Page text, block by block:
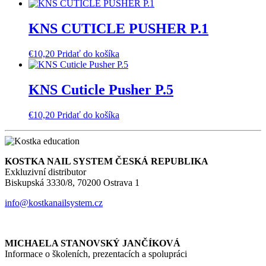
cena
€8,12.
cena
€5,67.
KNS CUTICLE PUSHER P.1
€10,20 Pridať do košíka
KNS Cuticle Pusher P.5
€10,20 Pridať do košíka
KOSTKA NAIL SYSTEM ČESKÁ REPUBLIKA
Exkluzivní distributor
Biskupská 3330/8, 70200 Ostrava 1
info@kostkanailsystem.cz
MICHAELA STANOVSKÝ JANČÍKOVÁ
Informace o školeních, prezentacích a spolupráci